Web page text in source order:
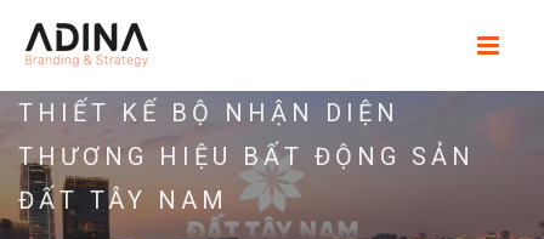
THIẾT KẾ BỘ NHẬN DIỆN
THƯƠNG HIỆU BẤT ĐỘNG SẢN
ĐẤT TÂY NAM